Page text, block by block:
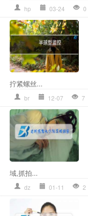
hp 03-24 0
拧紧螺丝...
br 12-07 7
域,抓拍...
dz 01-11 2